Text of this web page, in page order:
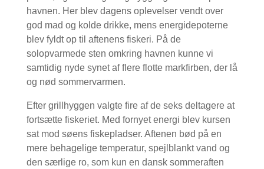
havnen. Her blev dagens oplevelser vendt over
god mad og kolde drikke, mens energidepoterne
blev fyldt op til aftenens fiskeri. På de
solopvarmede sten omkring havnen kunne vi
samtidig nyde synet af flere flotte markfirben, der lå
og nød sommervarmen.
Efter grillhyggen valgte fire af de seks deltagere at
fortsætte fiskeriet. Med fornyet energi blev kursen
sat mod søens fiskepladser. Aftenen bød på en
mere behagelige temperatur, spejlblankt vand og
den særlige ro, som kun en dansk sommeraften